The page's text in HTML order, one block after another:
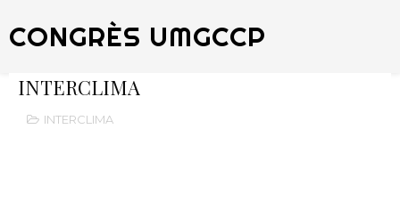
CONGRÈS UMGCCP
INTERCLIMA
INTERCLIMA